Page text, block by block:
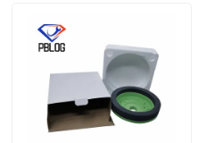
Nhà
Sản phẩm
Về chúng tôi